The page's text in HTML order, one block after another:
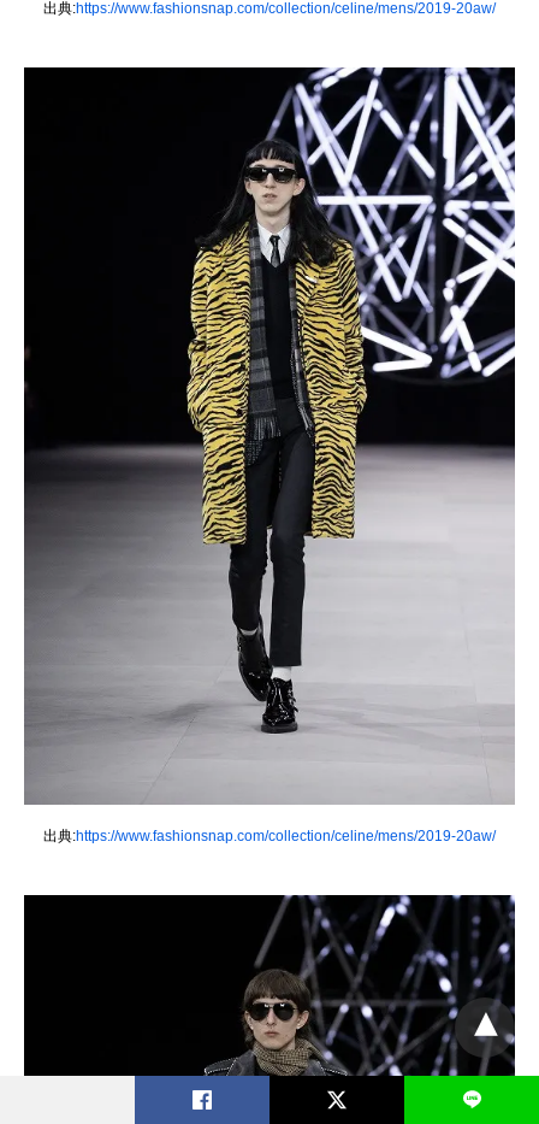
出典:https://www.fashionsnap.com/collection/celine/mens/2019-20aw/
出典:https://www.fashionsnap.com/collection/celine/mens/2019-20aw/
L